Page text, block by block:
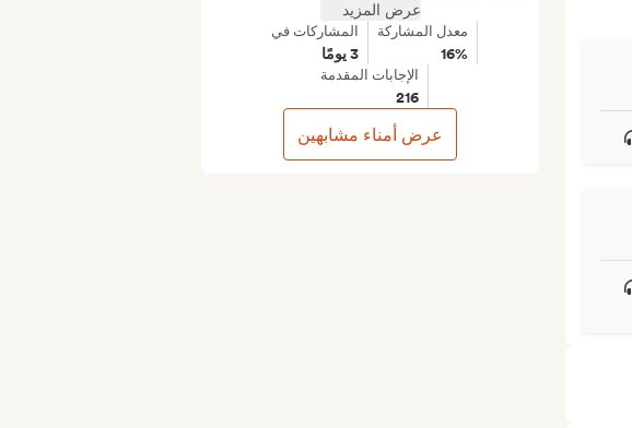
عرض المزيد
معدل المشاركة
16%
المشاركات في
3 يومًا
الإجابات المقدمة
216
عرض أمناء مشابهين